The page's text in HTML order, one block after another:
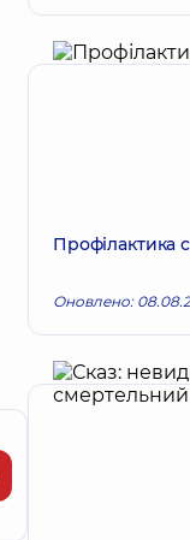
Профілактика
Оновлено: